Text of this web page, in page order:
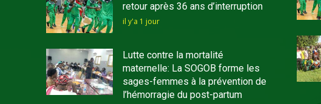
retour après 36 ans d’interruption
il y'a 1 jour
Lutte contre la mortalité
maternelle: La SOGOB forme les
sages-femmes à la prévention de
l’hémorragie du post-partum